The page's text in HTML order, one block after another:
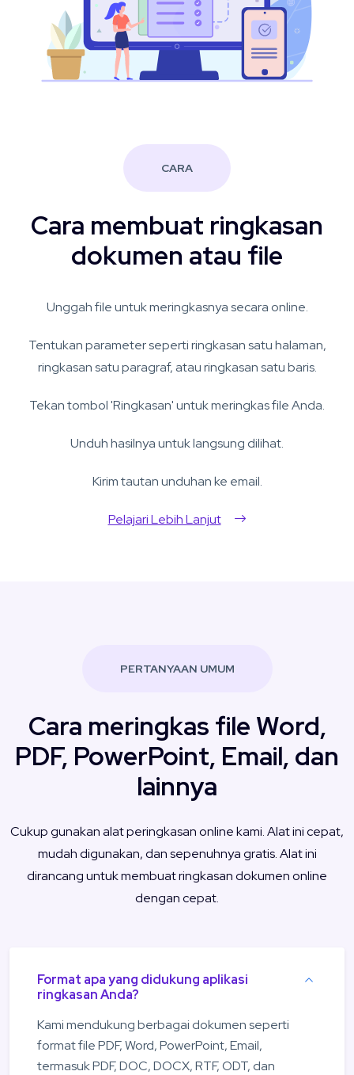
CARA
Cara membuat ringkasan
dokumen atau file
Unggah file untuk meringkasnya secara online.
Tentukan parameter seperti ringkasan satu halaman,
ringkasan satu paragraf, atau ringkasan satu baris.
Tekan tombol 'Ringkasan' untuk meringkas file Anda.
Unduh hasilnya untuk langsung dilihat.
Kirim tautan unduhan ke email.
Pelajari Lebih Lanjut
PERTANYAAN UMUM
Cara meringkas file Word,
PDF, PowerPoint, Email, dan
lainnya
Cukup gunakan alat peringkasan online kami. Alat ini cepat,
mudah digunakan, dan sepenuhnya gratis. Alat ini
dirancang untuk membuat ringkasan dokumen online
dengan cepat.
Format apa yang didukung aplikasi
ringkasan Anda?
Kami mendukung berbagai dokumen seperti
format file PDF, Word, PowerPoint, Email,
termasuk PDF, DOC, DOCX, RTF, ODT, dan